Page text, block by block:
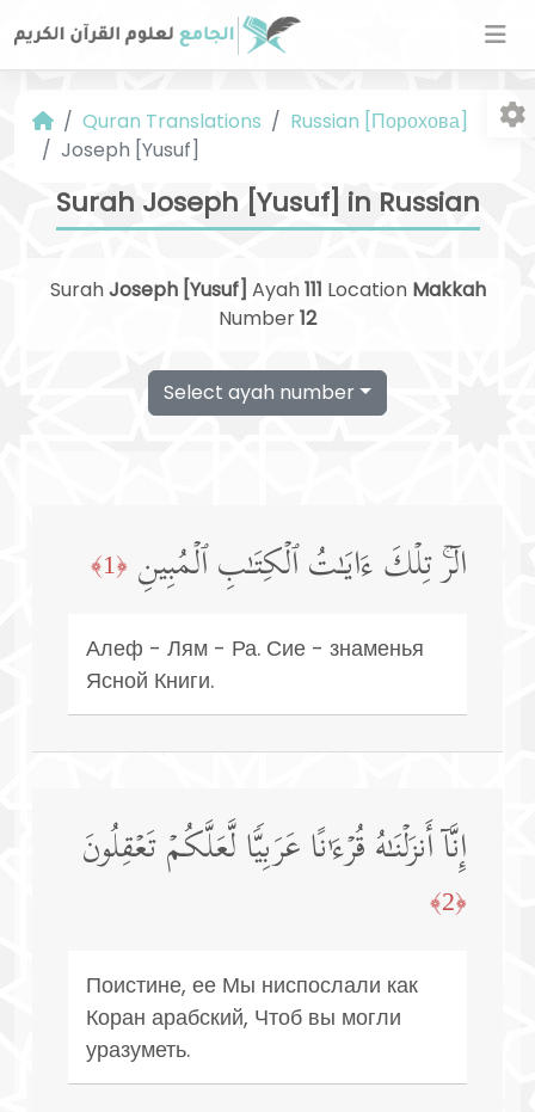
Quran Translations
Russian [Порохова]
Joseph [Yusuf]
Surah Joseph [Yusuf] in Russian
SurahJoseph [Yusuf] Ayah111 Location Makkah
Number12
Select ayah number
الۤرۚ تِلۡكَ ءَایَـٰتُ ٱلۡكِتَـٰبِ ٱلۡمُبِینِ ﴿1﴾
Алеф - Лям - Ра. Сие - знаменья
Ясной Книги.
إِنَّاۤ أَنزَلۡنَـٰهُ قُرۡءَ ٰ⁠ نًا عَرَبِیࣰّا لَّعَلَّكُمۡ تَعۡقِلُونَ
﴿2﴾
Поистине, ее Мы ниспослали как
Коран арабский, Чтоб вы могли
уразуметь.